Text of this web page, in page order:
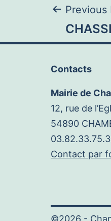
de
Previous
Contacts
Mairie de
12, rue de
54890
Contact par
©2026 -